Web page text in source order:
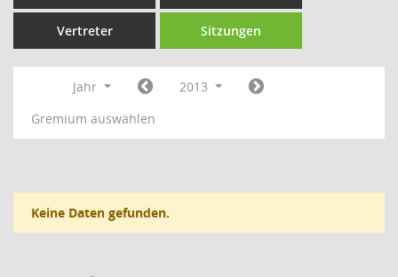
Vertreter Sitzungen
Jahr
2013
Gremium auswählen
Keine Daten gefunden.